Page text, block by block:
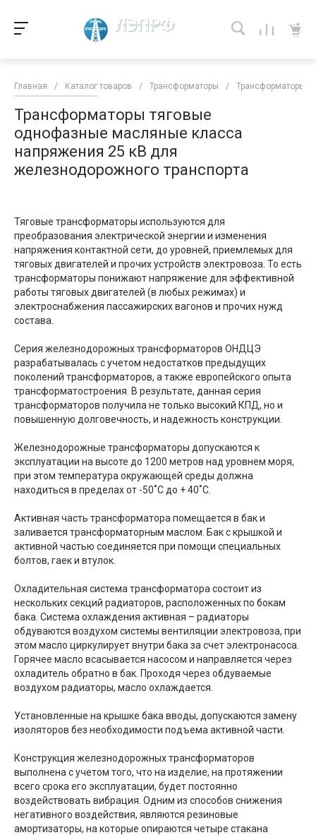
Главная / Каталог товаров / Трансформаторы / Трансформаторы
Трансформаторы тяговые
однофазные масляные класса
напряжения 25 кВ для
железнодорожного транспорта
Тяговые трансформаторы используются для
преобразования электрической энергии и изменения
напряжения контактной сети, до уровней, приемлемых для
тяговых двигателей и прочих устройств электровоза. То есть
трансформаторы понижают напряжение для эффективной
работы тяговых двигателей (в любых режимах) и
электроснабжения пассажирских вагонов и прочих нужд
состава.
Серия железнодорожных трансформаторов ОНДЦЭ
разрабатывалась с учетом недостатков предыдущих
поколений трансформаторов, а также европейского опыта
трансформатостроения. В результате, данная серия
трансформаторов получила не только высокий КПД, но и
повышенную долговечность, и надежность конструкции.
Железнодорожные трансформаторы допускаются к
эксплуатации на высоте до 1200 метров над уровнем моря,
при этом температура окружающей среды должна
находиться в пределах от -50˚С до + 40˚С.
Активная часть трансформатора помещается в бак и
заливается трансформаторным маслом. Бак с крышкой и
активной частью соединяется при помощи специальных
болтов, гаек и втулок.
Охладительная система трансформатора состоит из
нескольких секций радиаторов, расположенных по бокам
бака. Система охлаждения активная – радиаторы
обдуваются воздухом системы вентиляции электровоза, при
этом масло циркулирует внутри бака за счет электронасоса.
Горячее масло всасывается насосом и направляется через
охладитель обратно в бак. Проходя через обдуваемые
воздухом радиаторы, масло охлаждается.
Установленные на крышке бака вводы, допускаются замену
изоляторов без необходимости подъема активной части.
Конструкция железнодорожных трансформаторов
выполнена с учетом того, что на изделие, на протяжении
всего срока его эксплуатации, будет постоянно
воздействовать вибрация. Одним из способов снижения
негативного воздействия, являются резиновые
амортизаторы, на которые опираются четыре стакана